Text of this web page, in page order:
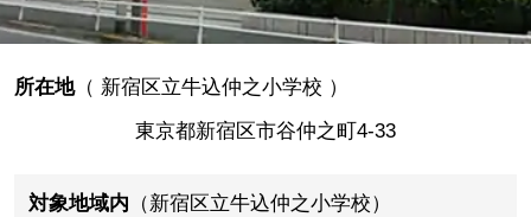
所在地（ 新宿区立牛込仲之小学校 ）
東京都新宿区市谷仲之町4-33
対象地域内 （新宿区立牛込仲之小学校）